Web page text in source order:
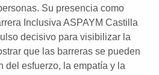
Su presencia como
Inclusiva ASPAYM Castilla
decisivo para visibilizar la
que las barreras se pueden
del esfuerzo, la empatía y la